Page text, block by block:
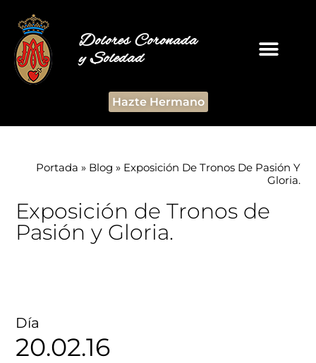
Dolores Coronada
y Soledad
Hazte Hermano
Portada » Blog » Exposición De Tronos De Pasión Y
Gloria.
Exposición de Tronos de
Pasión y Gloria.
Día
20.02.16